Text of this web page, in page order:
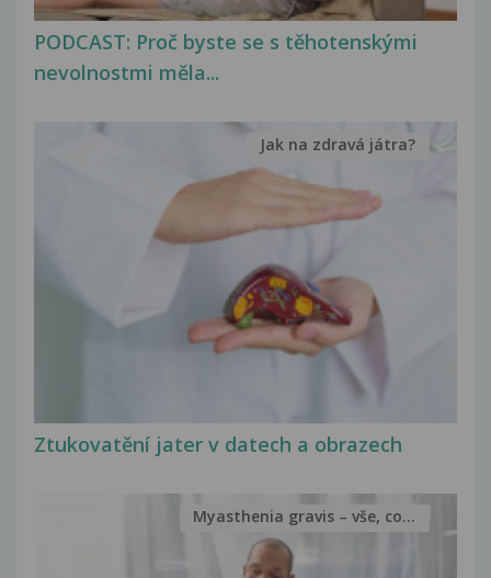
PODCAST: Proč byste se s těhotenskými
nevolnostmi měla...
Ztukovatění jater v datech a obrazech
Jak na zdravá játra?
Myasthenia gravis – vše, co...